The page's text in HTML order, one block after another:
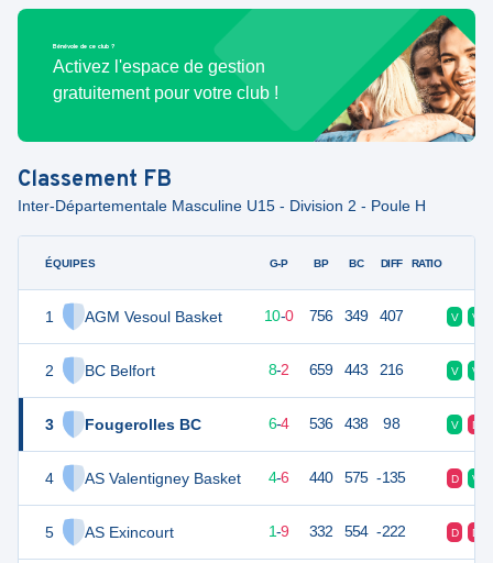
Bénévole de ce club ?
Activez l'espace de gestion
gratuitement pour votre club !
Classement FB
Inter-Départementale Masculine U15 - Division 2 - Poule H
ÉQUIPES
1 AGM Vesoul Basket
2 BC Belfort
3 Fougerolles BC
4 AS Valentigney Basket
5 AS Exincourt
G-P BP BC DIFF RATIO
20 10-0 756 349 407 V V
8-2 659 443 216 V V
16 6-4 536 438 98 V D
14 10 4-6 440 575 -135 D V
1-9 332 554 -222 D D